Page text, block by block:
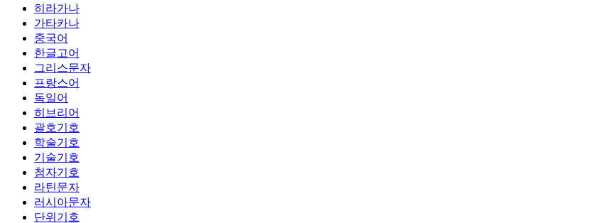
히라가나
가타카나
중국어
한글고어
그리스문자
프랑스어
독일어
히브리어
괄호기호
학술기호
기술기호
첨자기호
라틴문자
러시아문자
단위기호